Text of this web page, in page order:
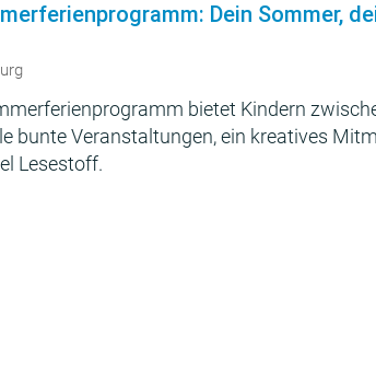
Dein Sommer,
bietet Kindern
bunte Veranstaltungen, ein kreatives
Lesestoff.